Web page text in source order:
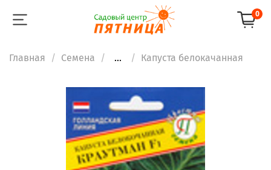
0
Главная Семена ... Капуста белокачанная